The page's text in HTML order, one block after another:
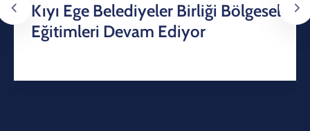
Kıyı Ege Belediyeler Birliği Bölgesel
Eğitimleri Devam Ediyor